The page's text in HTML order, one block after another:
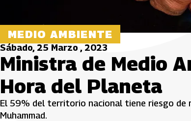
MEDIO AMBIENTE
Sábado, 25 Marzo , 2023
Ministra de Medio
Hora del Planeta
El 59% del territorio nacional tiene riesgo de
Muhammad.